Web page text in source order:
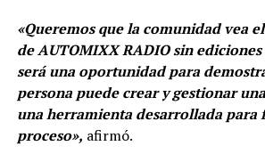
«Queremos que la comunidad vea
de AUTOMIXX RADIO sin
será una oportunidad para
persona puede crear y gestionar
una herramienta desarrollada para
proceso», afirmó.